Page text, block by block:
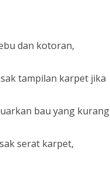
dan kotoran,
tampilan karpet jika
bau yang kurang
serat karpet,